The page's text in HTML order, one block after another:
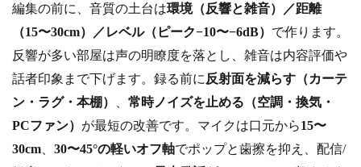
編集の前に、音質の土台は環境（反響と雑音）／距離
（15〜30cm）／レベル（ピーク−10〜−6dB） で作ります。
反響が多い部屋は声の明瞭度を落とし、雑音は内容評価や
話者印象まで下げます。録る前に 反射面を減らす（カーテ
ン・ラグ・本棚）
常時ノイズを止める（空調・換気・
PCファン） が最短の改善です。マイクは口元から15〜
30cm
30〜45°の軽いオフ軸でポップと歯擦を抑え、配信/